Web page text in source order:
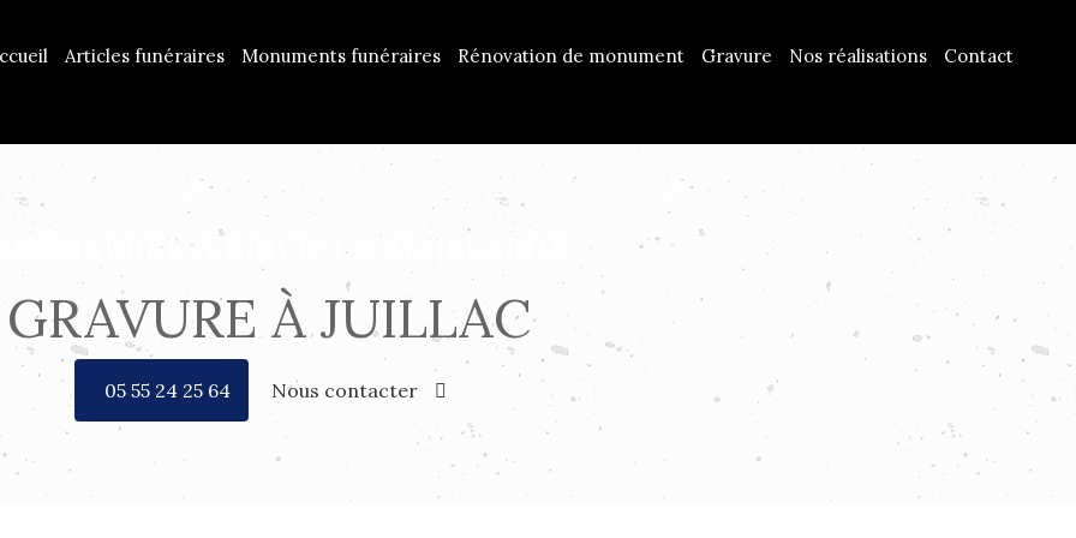
Articles funéraires Monuments funéraires Rénovation de monument Gravure Nos réalisations Contact
À BRIVE-LA-GAILLARDE
GRAVURE À JUILLAC
05 55 24 25 64 Nous contacter